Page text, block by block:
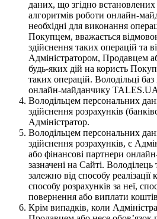
даних, що згідно
алгоритмів роботи онлайн-
необхідні для виконання
Покупцем, вважається
здійснення таких операцій та
Адміністратором, Продавцем
будь-яких дій на користь
таких операцій. Володільці
онлайн-майданчику TALES.UA
Володільцем персональних
здійснення розрахунків
Адміністратор.
Володільцем персональних
здійснення розрахунків, є
або фінансові партнери
зазначені на Сайті.
залежно від способу реалізації
способу розрахунків за неї,
повернення або виплати
Крім випадків, коли